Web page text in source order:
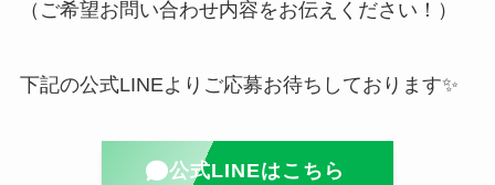
（ご希望お問い合わせ内容をお伝えください！）
下記の公式LINEよりご応募お待ちしております✨
公式LINEはこちら